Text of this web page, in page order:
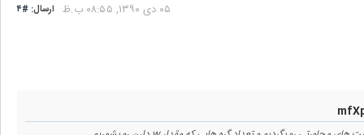
ارسال: #۴ ۰۵ دى ۱۳۹۰, ۰۸:۵۵ ب.ظ